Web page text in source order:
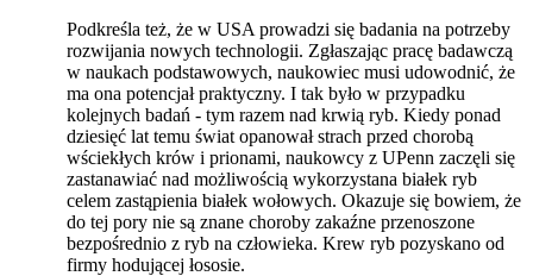
Podkreśla też, że w USA prowadzi się badania na potrzeby
rozwijania nowych technologii. Zgłaszając pracę badawczą
w naukach podstawowych, naukowiec musi udowodnić, że
ma ona potencjał praktyczny. I tak było w przypadku
kolejnych badań - tym razem nad krwią ryb. Kiedy ponad
dziesięć lat temu świat opanował strach przed chorobą
wściekłych krów i prionami, naukowcy z UPenn zaczęli się
zastanawiać nad możliwością wykorzystana białek ryb
celem zastąpienia białek wołowych. Okazuje się bowiem, że
do tej pory nie są znane choroby zakaźne przenoszone
bezpośrednio z ryb na człowieka. Krew ryb pozyskano od
firmy hodującej łososie.